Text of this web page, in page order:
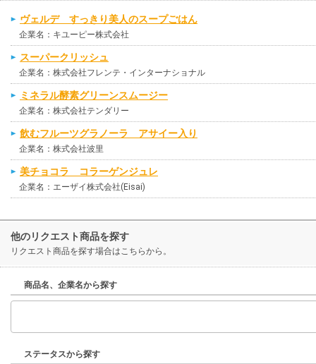
ヴェルデ すっきり美人のスープごはん
企業名：キユーピー株式会社
スーパークリッシュ
企業名：株式会社フレンテ・インターナショナル
ミネラル酵素グリーンスムージー
企業名：株式会社テンダリー
飲むフルーツグラノーラ アサイー入り
企業名：株式会社波里
美チョコラ コラーゲンジュレ
企業名：エーザイ株式会社(Eisai)
他のリクエスト商品を探す
リクエスト商品を探す場合はこちらから。
商品名、企業名から探す
ステータスから探す